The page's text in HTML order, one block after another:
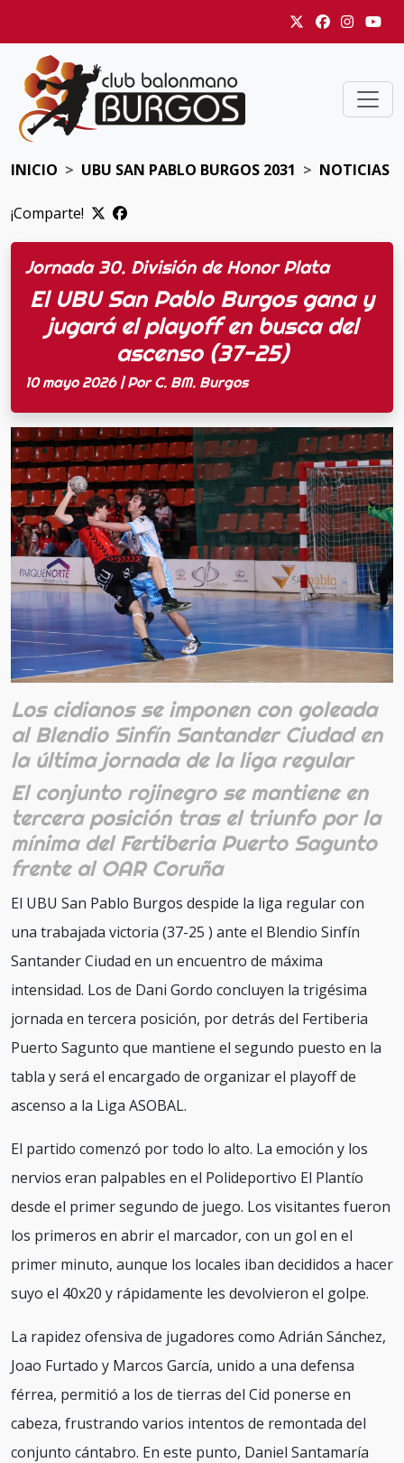
INICIO UBU SAN PABLO BURGOS 2031 NOTICIAS
¡Comparte!
Jornada 30. División de Honor Plata
El UBU San Pablo Burgos gana y
jugará el playoff en busca del
ascenso (37-25)
10 mayo 2026 | Por C. BM. Burgos
Los cidianos se imponen con goleada
al Blendio Sinfín Santander Ciudad en
la última jornada de la liga regular
El conjunto rojinegro se mantiene en
tercera posición tras el triunfo por la
mínima del Fertiberia Puerto Sagunto
frente al OAR Coruña
El UBU San Pablo Burgos despide la liga regular con
una trabajada victoria (37-25 ) ante el Blendio Sinfín
Santander Ciudad en un encuentro de máxima
intensidad. Los de Dani Gordo concluyen la trigésima
jornada en tercera posición, por detrás del Fertiberia
Puerto Sagunto que mantiene el segundo puesto en la
tabla y será el encargado de organizar el playoff de
ascenso a la Liga ASOBAL.
El partido comenzó por todo lo alto. La emoción y los
nervios eran palpables en el Polideportivo El Plantío
desde el primer segundo de juego. Los visitantes fueron
los primeros en abrir el marcador, con un gol en el
primer minuto, aunque los locales iban decididos a hacer
suyo el 40x20 y rápidamente les devolvieron el golpe.
La rapidez ofensiva de jugadores como Adrián Sánchez,
Joao Furtado y Marcos García, unido a una defensa
férrea, permitió a los de tierras del Cid ponerse en
cabeza, frustrando varios intentos de remontada del
conjunto cántabro. En este punto, Daniel Santamaría